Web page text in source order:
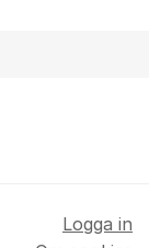
Logga in